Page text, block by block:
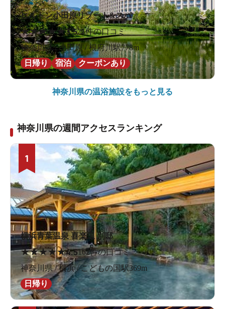
ヒルトン小田原リゾート&スパ
★★★★★3.521件の口コミ
神奈川県 / 小田原 / 根府川駅778m
日帰り
宿泊 クーポンあり
神奈川県の温浴施設をもっと見る
神奈川県の週間アクセスランキング
1
横浜青葉温泉 喜楽里 別邸
★★★★★4.5162件の口コミ
神奈川県 / 横浜 / こどもの国駅369m
日帰り